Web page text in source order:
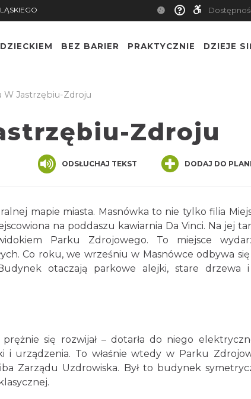
BEZ BARIER PRAKTYCZNIE DZIEJE
W Jastrzębiu-Zdroju
Zdroju
ODSŁUCHAJ TEKST DODAJ DO
mapie miasta. Masnówka to nie tylko filia
na poddaszu kawiarnia Da Vinci. Na jej
Parku Zdrojowego. To miejsce
Co roku, we wrześniu w Masnówce odbywa
otaczają parkowe alejki, stare drzewa
się rozwijał – dotarła do niego
i urządzenia. To właśnie wtedy w Parku
Zarządu Uzdrowiska. Był to budynek